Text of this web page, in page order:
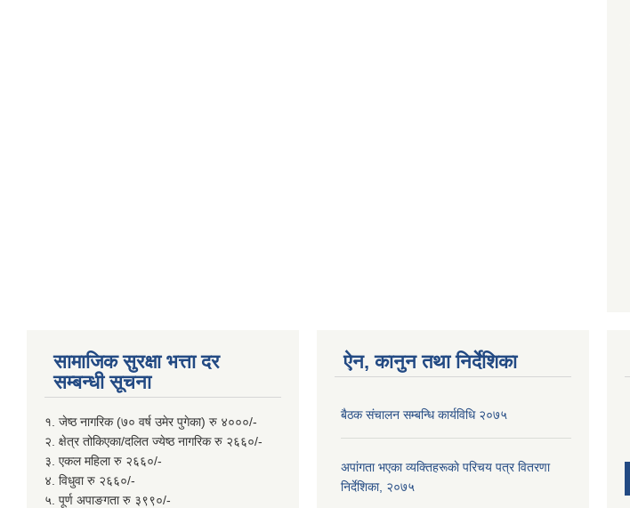
सामाजिक सुरक्षा भत्ता दर
सम्बन्धी सूचना
१. जेष्ठ नागरिक (७० वर्ष उमेर पुगेका) रु ४०००/-
२. क्षेत्र तोकिएका/दलित ज्येष्ठ नागरिक रु २६६०/-
३. एकल महिला रु २६६०/-
४. विधुवा रु २६६०/-
५. पूर्ण अपाङगता रु ३९९०/-
ऐन, कानुन तथा निर्देशिका
बैठक संचालन सम्बन्धि कार्यविधि २०७५
अपांगता भएका व्यक्तिहरूकाे परिचय पत्र वितरणा
निर्देशिका, २०७५